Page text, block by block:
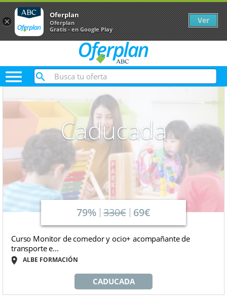

Caducada
79% 330€ 69€
Curso Monitor de comedor y ocio+ acompañante de
transporte e...
ALBE FORMACIÓN
CADUCADA
×
Oferplan
Oferplan
Gratis - en Google Play
Ver